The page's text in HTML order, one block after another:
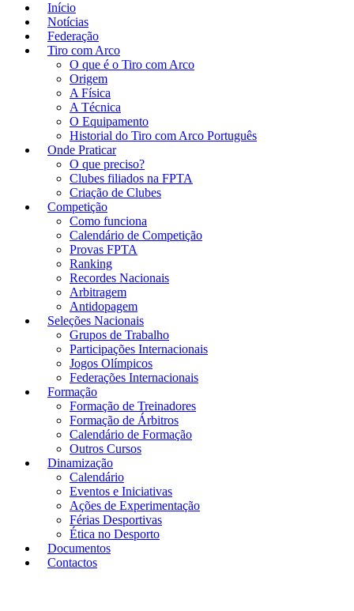
Início
Notícias
Federação
Tiro com Arco
O que é o Tiro com Arco
Origem
A Física
A Técnica
O Equipamento
Historial do Tiro com Arco Português
Onde Praticar
O que preciso?
Clubes filiados na FPTA
Criação de Clubes
Competição
Como funciona
Calendário de Competição
Provas FPTA
Ranking
Recordes Nacionais
Arbitragem
Antidopagem
Seleções Nacionais
Grupos de Trabalho
Participações Internacionais
Jogos Olímpicos
Federações Internacionais
Formação
Formação de Treinadores
Formação de Árbitros
Calendário de Formação
Outros Cursos
Dinamização
Calendário
Eventos e Iniciativas
Ações de Experimentação
Férias Desportivas
Ética no Desporto
Documentos
Contactos